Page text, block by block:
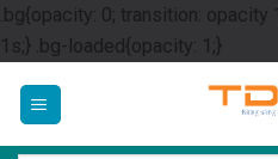
.bg{opacity: 0; transition:
1s;} .bg-loaded{opacity: 1;}Skip